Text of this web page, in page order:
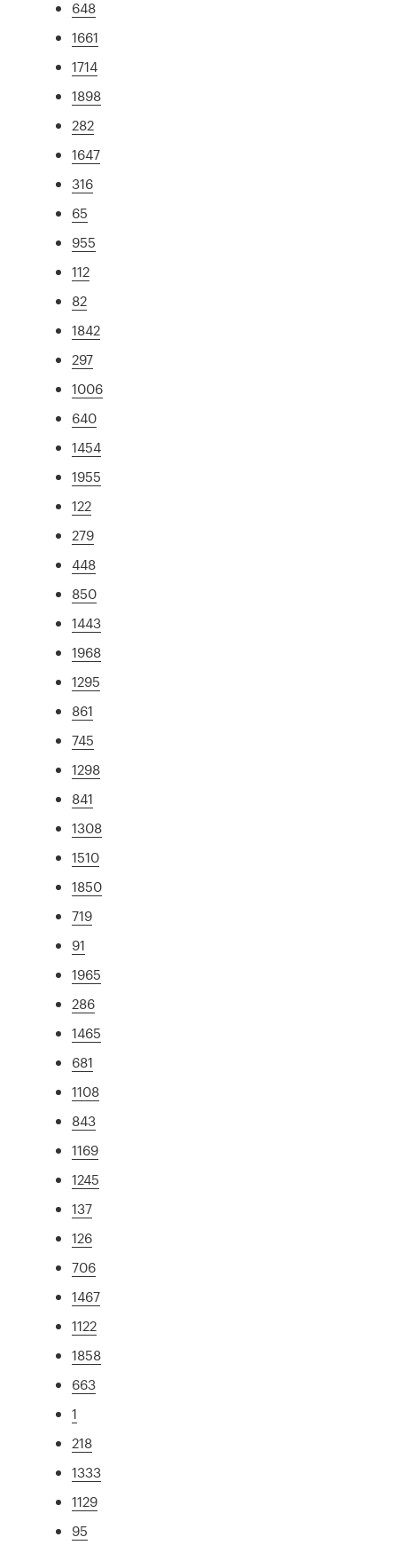
648
1661
1714
1898
282
1647
316
65
955
112
82
1842
297
1006
640
1454
1955
122
279
448
850
1443
1968
1295
861
745
1298
841
1308
1510
1850
719
91
1965
286
1465
681
1108
843
1169
1245
137
126
706
1467
1122
1858
663
1
218
1333
1129
95